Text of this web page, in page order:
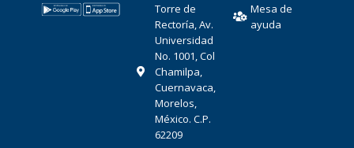
Torre de
Rectoría, Av.
Universidad
No. 1001, Col
Chamilpa,
Cuernavaca,
Morelos,
México. C.P.
62209
Mesa de
ayuda